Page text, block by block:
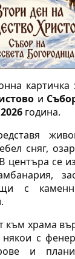
картичка
и
2026 година.
сняг,
центъра се
с
към храма
с
и